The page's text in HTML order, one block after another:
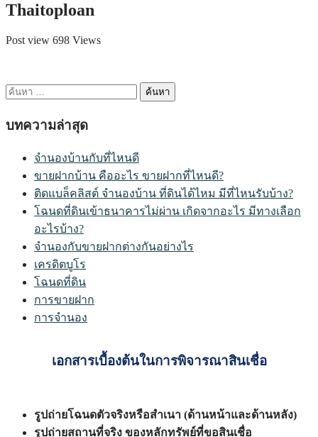
Thaitoploan
Post view 698 Views
ค้นหา
บทความล่าสุด
จำนองบ้านกับที่ไหนดี
ขายฝากบ้าน คืออะไร ขายฝากที่ไหนดี?
ติดแบล็คลิสต์ จำนองบ้าน ที่ดินได้ไหม มีที่ไหนรับบ้าง?
โฉนดที่ดินเข้าธนาคารไม่ผ่าน เกิดจากอะไร มีทางเลือก
อะไรบ้าง?
จำนองกับขายฝากต่างกันอย่างไร
เครดิตบูโร
โฉนดที่ดิน
การขายฝาก
การจำนอง
เอกสารเบื้องต้นในการพิจารณาสินเชื่อ
รูปถ่ายโฉนดตัวจริงหรือสำเนา (ด้านหน้าและด้านหลัง)
รูปถ่ายสถานที่จริง ของหลักทรัพย์ที่ขอสินเชื่อ